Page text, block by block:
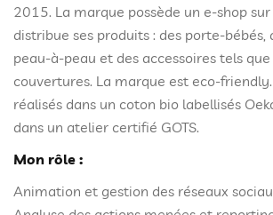
2015. La marque possède un e-shop
distribue ses produits : des porte-bébés,
peau-à-peau et des accessoires tels
couvertures. La marque est eco-
réalisés dans un coton bio labellisés
dans un atelier certifié GOTS.
Mon rôle :
Animation et gestion des réseaux